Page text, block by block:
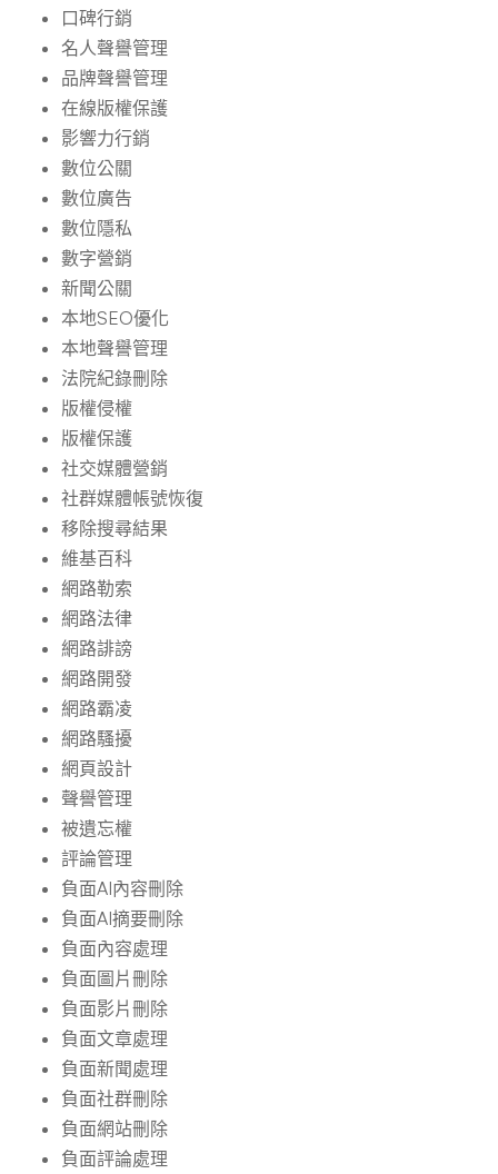
口碑行銷
名人聲譽管理
品牌聲譽管理
在線版權保護
影響力行銷
數位公關
數位廣告
數位隱私
數字營銷
新聞公關
本地SEO優化
本地聲譽管理
法院紀錄刪除
版權侵權
版權保護
社交媒體營銷
社群媒體帳號恢復
移除搜尋結果
維基百科
網路勒索
網路法律
網路誹謗
網路開發
網路霸凌
網路騷擾
網頁設計
聲譽管理
被遺忘權
評論管理
負面AI內容刪除
負面AI摘要刪除
負面內容處理
負面圖片刪除
負面影片刪除
負面文章處理
負面新聞處理
負面社群刪除
負面網站刪除
負面評論處理